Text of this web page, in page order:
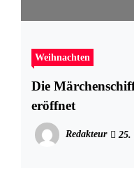
Weihnachten
Die
eröffnet
Redakteur 25.